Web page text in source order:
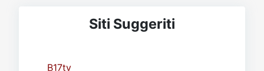
Siti Suggeriti
B17tv